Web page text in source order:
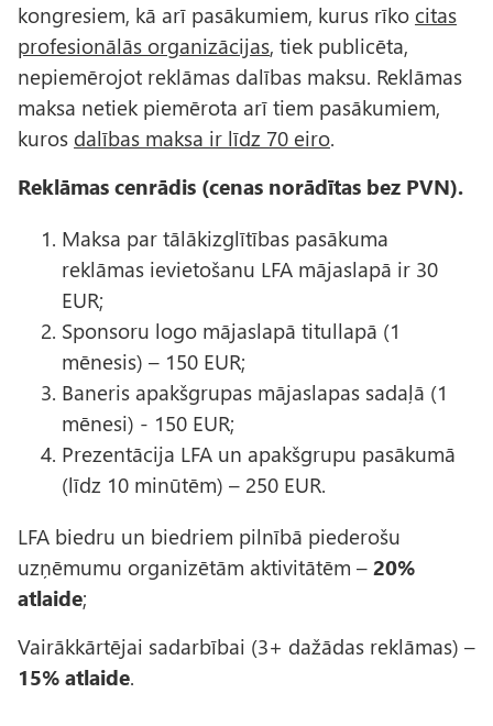
kongresiem, kā arī pasākumiem, kurus rīko citas
profesionālās organizācijas, tiek publicēta,
nepiemērojot reklāmas dalības maksu. Reklāmas
maksa netiek piemērota arī tiem pasākumiem,
kuros dalības maksa ir līdz 70 eiro.
Reklāmas cenrādis (cenas norādītas bez PVN).
Maksa par tālākizglītības pasākuma
reklāmas ievietošanu LFA mājaslapā ir 30
EUR;
Sponsoru logo mājaslapā titullapā (1
mēnesis) – 150 EUR;
Baneris apakšgrupas mājaslapas sadaļā (1
mēnesi) - 150 EUR;
Prezentācija LFA un apakšgrupu pasākumā
(līdz 10 minūtēm) – 250 EUR.
LFA biedru un biedriem pilnībā piederošu
uzņēmumu organizētām aktivitātēm – 20%
atlaide;
Vairākkārtējai sadarbībai (3+ dažādas reklāmas) –
15% atlaide.